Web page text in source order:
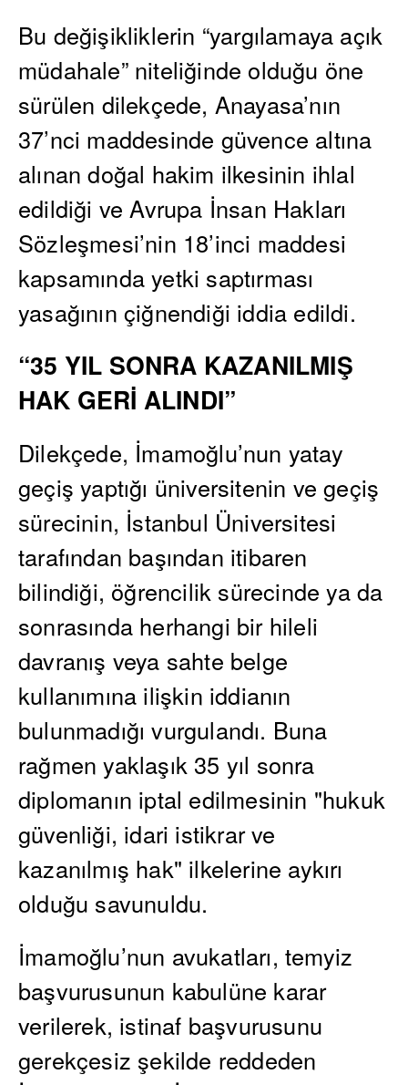
Bu değişikliklerin “yargılamaya açık
müdahale” niteliğinde olduğu öne
sürülen dilekçede, Anayasa’nın
37’nci maddesinde güvence altına
alınan doğal hakim ilkesinin ihlal
edildiği ve Avrupa İnsan Hakları
Sözleşmesi’nin 18’inci maddesi
kapsamında yetki saptırması
yasağının çiğnendiği iddia edildi.
“35 YIL SONRA KAZANILMIŞ
HAK GERİ ALINDI”
Dilekçede, İmamoğlu’nun yatay
geçiş yaptığı üniversitenin ve geçiş
sürecinin, İstanbul Üniversitesi
tarafından başından itibaren
bilindiği, öğrencilik sürecinde ya da
sonrasında herhangi bir hileli
davranış veya sahte belge
kullanımına ilişkin iddianın
bulunmadığı vurgulandı. Buna
rağmen yaklaşık 35 yıl sonra
diplomanın iptal edilmesinin "hukuk
güvenliği, idari istikrar ve
kazanılmış hak" ilkelerine aykırı
olduğu savunuldu.
İmamoğlu’nun avukatları, temyiz
başvurusunun kabulüne karar
verilerek, istinaf başvurusunu
gerekçesiz şekilde reddeden